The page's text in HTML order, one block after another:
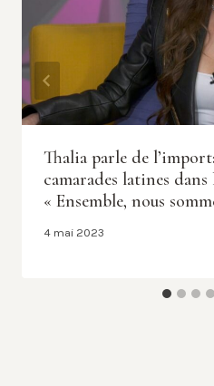
Thalia parle de
camarades latines dans
« Ensemble, nous
4 mai 2023